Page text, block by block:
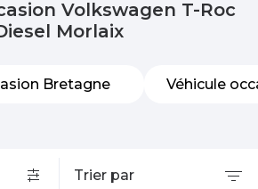
Volkswagen T-Roc
Morlaix
Bretagne Véhicule
Trier par